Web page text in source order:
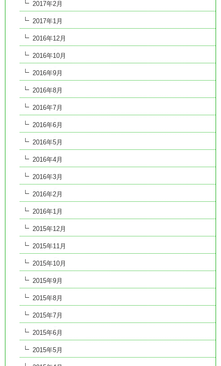
2017年2月
2017年1月
2016年12月
2016年10月
2016年9月
2016年8月
2016年7月
2016年6月
2016年5月
2016年4月
2016年3月
2016年2月
2016年1月
2015年12月
2015年11月
2015年10月
2015年9月
2015年8月
2015年7月
2015年6月
2015年5月